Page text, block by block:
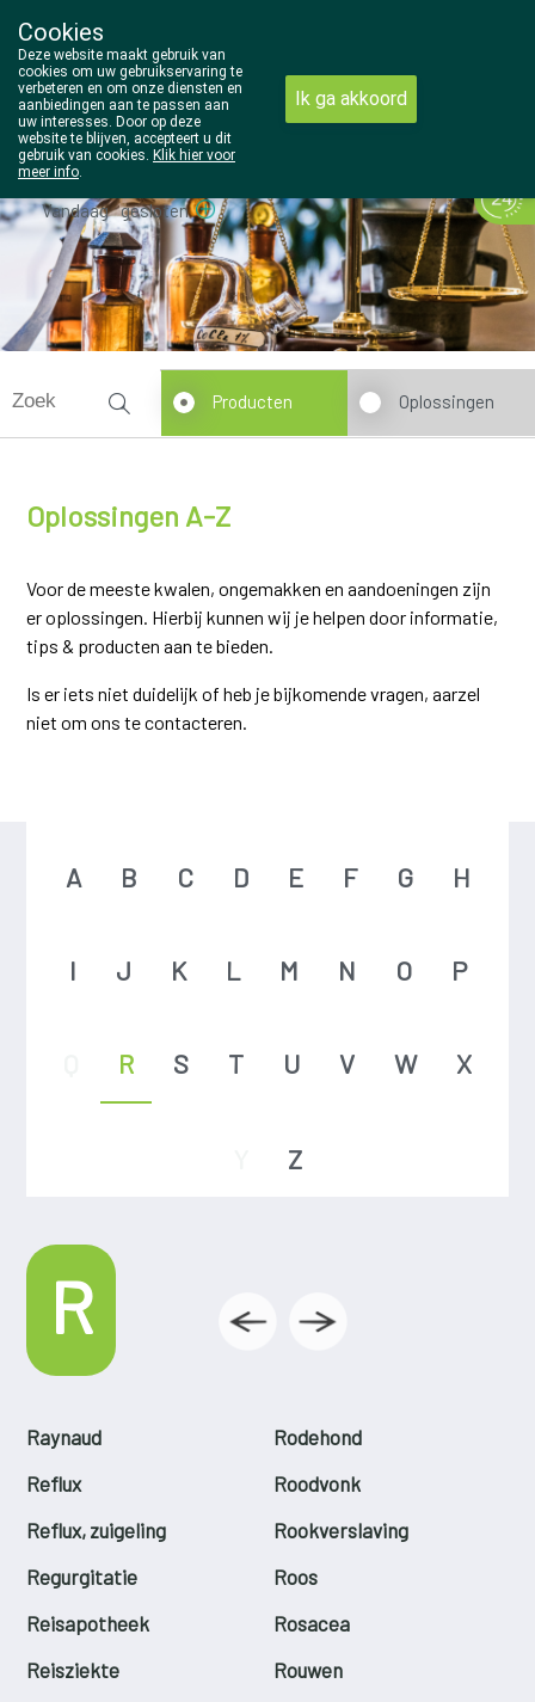
014/810298
Vandaag gesloten
Oplossingen A-Z
Producten Oplossingen
Voor de meeste kwalen, ongemakken en aandoeningen zijn
er oplossingen. Hierbij kunnen wij je helpen door informatie,
tips & producten aan te bieden.
Is er iets niet duidelijk of heb je bijkomende vragen, aarzel
niet om ons te contacteren.
A B C D E F G H
I J K L M N O P
R S T U V W X
Z
R
Raynaud
Reflux
Reflux, zuigeling
Regurgitatie
Reisapotheek
Reisziekte
Rodehond
Roodvonk
Rookverslaving
Roos
Rosacea
Rouwen
Cookies
Deze website maakt gebruik van
cookies om uw gebruikservaring te
verbeteren en om onze diensten en
aanbiedingen aan te passen aan
uw interesses. Door op deze
website te blijven, accepteert u dit
gebruik van cookies. Klik hier voor
meer info.
Ik ga akkoord